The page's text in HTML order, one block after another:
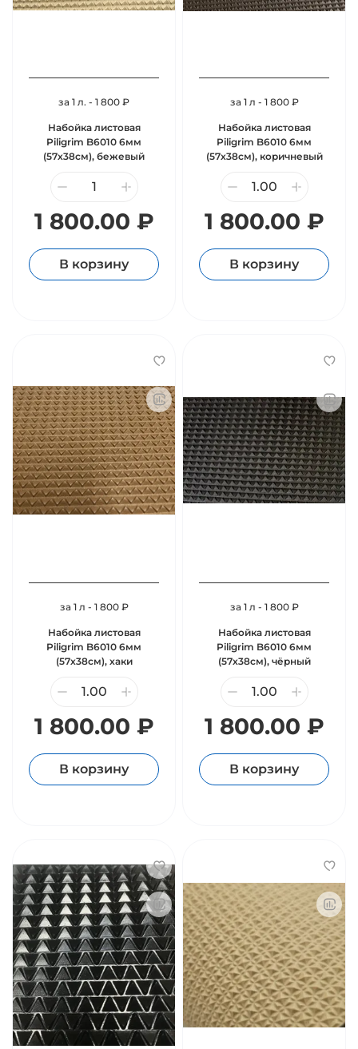
за 1 л. - 1 800 ₽
Набойка листовая
Piligrim B6010 6мм
(57х38см), бежевый
1 800.00 ₽
В корзину
за 1 л - 1 800 ₽
Набойка листовая
Piligrim B6010 6мм
(57х38см), коричневый
1 800.00 ₽
В корзину
за 1 л - 1 800 ₽
Набойка листовая
Piligrim B6010 6мм
(57х38см), хаки
1 800.00 ₽
В корзину
за 1 л - 1 800 ₽
Набойка листовая
Piligrim B6010 6мм
(57х38см), чёрный
1 800.00 ₽
В корзину